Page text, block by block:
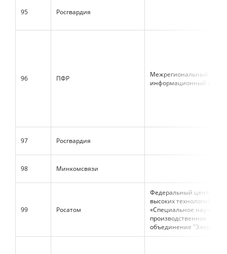
95 Росгвардия
96 ПФР
Межрегиональный
информационный
97 Росгвардия
98 Минкомсвязи
99 Росатом
Федеральный центр
высоких технологий
«Специальное научно-
производственное
объединение "Элерон"»